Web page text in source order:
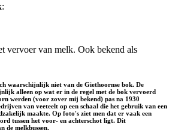
:
vervoer van melk. Ook bekend als
waarschijnlijk niet van de Giethoornse bok. De
alleen op wat er in de regel met de bok vervoerd
werden (voor zover mij bekend) pas na 1930
van veeteelt op een schaal die het gebruik van een
maakte. Op foto's ziet men dat er vaak een
tussen het voor- en achterschot ligt. Dit
de melkbussen.